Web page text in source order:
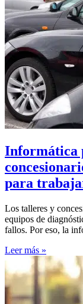
Informática
para
Los talleres y
equipos de
fallos. Por eso, la
Leer más »